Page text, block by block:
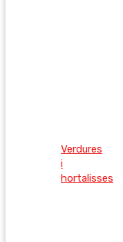
Verdures
i
hortalisses